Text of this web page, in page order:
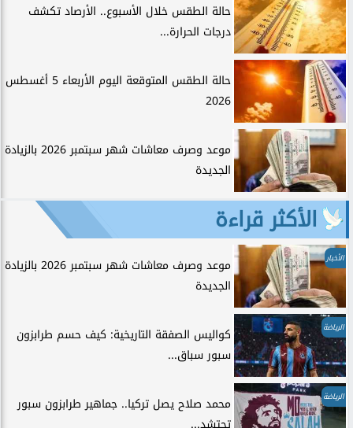
حالة الطقس خلال الأسبوع.. الأرصاد تكشف
درجات الحرارة...
حالة الطقس المتوقعة اليوم الأربعاء 5 أغسطس
2026
موعد وصرف معاشات شهر سبتمبر 2026 بالزيادة
الجديدة
الأكثر قراءة
الأخبار
موعد وصرف معاشات شهر سبتمبر 2026 بالزيادة
الجديدة
الرياضة
كواليس الصفقة التاريخية: كيف حسم طرابزون
سبور سباق...
الرياضة
محمد صلاح يصل تركيا.. جماهير طرابزون سبور